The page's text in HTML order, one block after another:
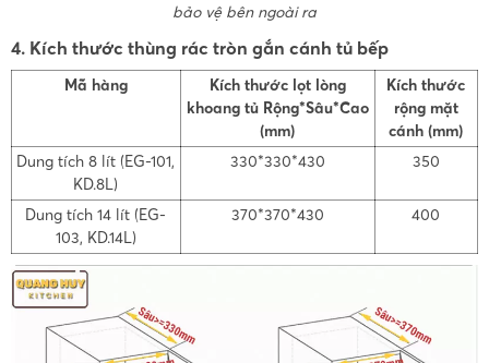
bảo vệ bên ngoài ra
4. Kích thước thùng rác tròn gắn cánh tủ bếp
Mã hàng
Kích thước lọt lòng
khoang tủ Rộng*Sâu*Cao
(mm)
Kích thước
rộng mặt
cánh (mm)
Dung tích 8 lít (EG-101,
KD.8L)
330*330*430 350
Dung tích 14 lít (EG-
103, KD.14L)
370*370*430 400